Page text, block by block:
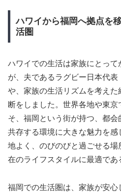
ハワイから福岡へ拠点を
活圏
ハワイでの生活は家族にとっ
が、夫であるラグビー日本代
や、家族の生活リズムを考え
断をしました。世界各地や東京
そ、福岡という街が持つ、都
共存する環境に大きな魅力を
地よく、のびのびと過ごせる
在のライフスタイルに最適であ
福岡での生活圏は、家族が安